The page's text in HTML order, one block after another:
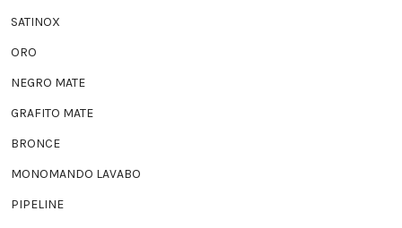
SATINOX
ORO
NEGRO MATE
GRAFITO MATE
BRONCE
MONOMANDO LAVABO
PIPELINE